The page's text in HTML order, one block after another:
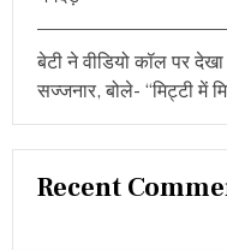
बेटी ने वीडियो कॉल पर
सज्जनार, बोले- “मिट्टी में
Recent